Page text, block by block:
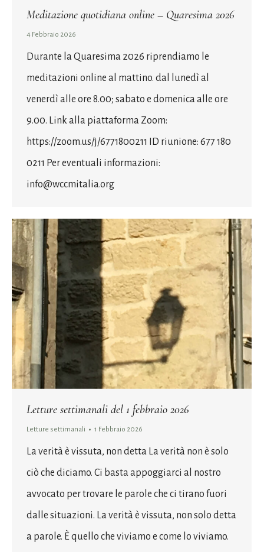
Meditazione quotidiana online – Quaresima 2026
4 Febbraio 2026
Durante la Quaresima 2026 riprendiamo le
meditazioni online al mattino. dal lunedì al
venerdì alle ore 8.00; sabato e domenica alle ore
9.00. Link alla piattaforma Zoom:
https://zoom.us/j/6771800211 ID riunione: 677 180
0211 Per eventuali informazioni:
info@wccmitalia.org
Letture settimanali del 1 febbraio 2026
Letture settimanali 1 Febbraio 2026
La verità è vissuta, non detta La verità non è solo
ciò che diciamo. Ci basta appoggiarci al nostro
avvocato per trovare le parole che ci tirano fuori
dalle situazioni. La verità è vissuta, non solo detta
a parole. È quello che viviamo e come lo viviamo.